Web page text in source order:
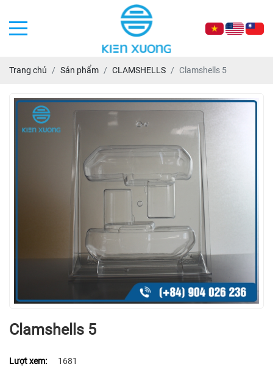
Trang chủ Sản phẩm CLAMSHELLS Clamshells 5
Clamshells 5
Lượt xem: 1681